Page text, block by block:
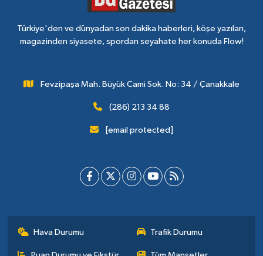
Türkiye'den ve dünyadan son dakika haberleri, köşe yazıları,
magazinden siyasete, spordan seyahate her konuda Flow!
Fevzipaşa Mah. Büyük Cami Sok. No: 34 / Çanakkale
(286) 213 34 88
[email protected]
Hava Durumu Trafik Durumu